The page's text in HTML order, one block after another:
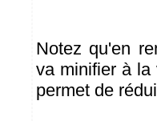
Notez qu'en
va minifier à la
permet de